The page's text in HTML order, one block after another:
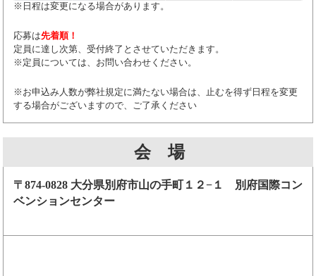
※日程は変更になる場合があります。
応募は先着順！
定員に達し次第、受付終了とさせていただきます。
※定員については、お問い合わせください。
※お申込み人数が弊社規定に満たない場合は、止むを得ず日程を変更
する場合がございますので、ご了承ください
会 場
〒874-0828 大分県別府市山の手町１２−１ 別府国際コン
ベンションセンター